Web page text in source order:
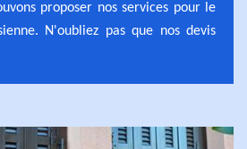
proposer nos services pour le
N'oubliez pas que nos devis